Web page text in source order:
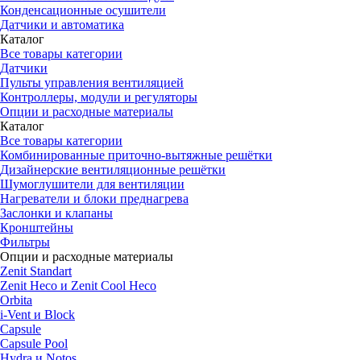
Конденсационные осушители
Датчики и автоматика
Каталог
Все товары категории
Датчики
Пульты управления вентиляцией
Контроллеры, модули и регуляторы
Опции и расходные материалы
Каталог
Все товары категории
Комбинированные приточно-вытяжные решётки
Дизайнерские вентиляционные решётки
Шумоглушители для вентиляции
Нагреватели и блоки преднагрева
Заслонки и клапаны
Кронштейны
Фильтры
Опции и расходные материалы
Zenit Standart
Zenit Heco и Zenit Cool Heco
Orbita
i-Vent и Block
Capsule
Capsule Pool